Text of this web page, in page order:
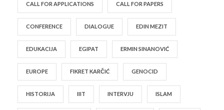
CALL FOR APPLICATIONS CALL FOR PAPERS
CONFERENCE DIALOGUE EDIN MEZIT
EDUKACIJA EGIPAT ERMIN SINANOVIĆ
EUROPE FIKRET KARČIĆ GENOCID
HISTORIJA IIIT INTERVJU ISLAM